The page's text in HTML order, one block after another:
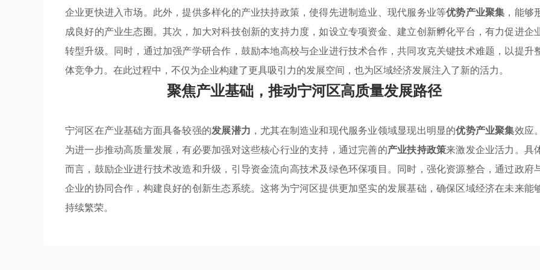
企业更快进入市场。此外，提供多样化的产业扶持政策，使得先进制造业、现代服务业等优势产业聚集 ，能够
成良好的产业生态圈。其次，加大对科技创新的支持力度，如设立专项资金、建立创新孵化平台，有力促进企
转型升级。同时，通过加强产学研合作，鼓励本地高校与企业进行技术合作，共同攻克关键技术难题，以提升
体竞争力。在此过程中，不仅为企业构建了更具吸引力的发展空间，也为区域经济发展注入了新的活力。
聚焦产业基础，推动宁河区高质量发展路径
宁河区在产业基础方面具备较强的发展潜力 ，尤其在制造业和现代服务业领域显现出明显的优势产业聚集效应。
为进一步推动高质量发展，有必要加强对这些核心行业的支持，通过完善的产业扶持政策来激发企业活力。具
而言，鼓励企业进行技术改造和升级，引导资金流向高技术及绿色环保项目。同时，强化资源整合，通过政府
企业的协同合作，构建良好的创新生态系统。这将为宁河区提供更加坚实的发展基础，确保区域经济在未来能
持续繁荣。